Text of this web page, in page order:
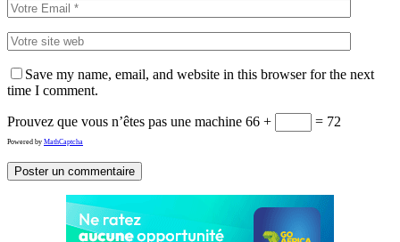
Save my name, email, and website in this browser for the next
time I comment.
Prouvez que vous n’êtes pas une machine 66 + = 72
Powered by MathCaptcha